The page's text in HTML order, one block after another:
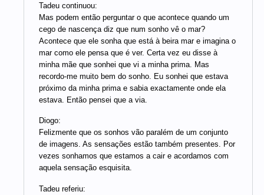
Tadeu continuou:
Mas podem então perguntar o que acontece quando um
cego de nascença diz que num sonho vê o mar?
Acontece que ele sonha que está à beira mar e imagina o
mar como ele pensa que é ver. Certa vez eu disse à
minha mãe que sonhei que vi a minha prima. Mas
recordo-me muito bem do sonho. Eu sonhei que estava
próximo da minha prima e sabia exactamente onde ela
estava. Então pensei que a via.
Diogo:
Felizmente que os sonhos vão paralém de um conjunto
de imagens. As sensações estão também presentes. Por
vezes sonhamos que estamos a cair e acordamos com
aquela sensação esquisita.
Tadeu referiu: